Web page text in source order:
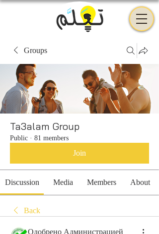
Groups
Ta3alam Group
Public · 81 members
Join
Discussion Media Members About
Back
Одобрено Администрацией